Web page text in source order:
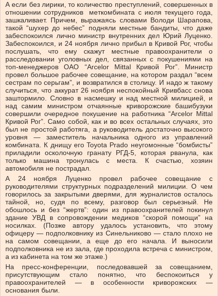
А если без лирики, то количество преступлений, совершенных в
отношении сотрудников меткомбината с июля текущего года,
зашкаливает. Причем, выражаясь словами Володи Шарапова,
такой “шухер до небес” подняли местные бандиты, что даже
забеспокоился лично министр внутренних дел Юрий Луценко.
Забеспокоился, и 24 ноября лично прибыл в Кривой Рог, чтобы
послушать, что ему скажут местные правоохранители о
расследовании уголовных дел, связанных с покушениями на
топ-менеджеров ОАО “Arcelor Mittal Кривой Рог”. Министр
провел большое рабочее совещание, на котором раздал “всем
сестрам по серьгам”, и возвратился в столицу. И надо ж такому
случиться, что аккурат 26 ноября неспокойный Кривбасс снова
заштормило. Словно в насмешку и над местной милицией, и
над самим министром отчаянные криворожские башибузуки
совершили очередное покушение на работника “Arcelor Mittal
Кривой Рог”. Само собой, как и во всех остальных случаях, это
был не простой работяга, а руководитель достаточно высокого
уровня — заместитель начальника одного из управлений
комбината. К днищу его Toyota Prado неугомонные “бомбисты”
приладили осколочную гранату РГД-5, которая рванула, как
только машина тронулась с места. К счастью, хозяин
автомобиля не пострадал.
А 24 ноября Луценко провел рабочее совещание с
руководителями структурных подразделений милиции. О чем
говорилось за закрытыми дверями, для журналистов осталось
тайной, но, судя по всему, разговор был серьезный. Не
обошлось и без “жертв”: один из правоохранителей покинул
здание УВД в сопровождении медиков “скорой помощи” на
носилках. (Позже автору удалось установить, что этому
офицеру — подполковнику из Синельниково — стало плохо не
на самом совещании, а еще до его начала. И выносили
подполковника не из зала, где проходила встреча с министром,
а из кабинета на том же этаже.)
На пресс-конференции, последовавшей за совещанием,
присутствующим стало понятно, что беспокоиться у
правоохранителей — в особенности криворожских —
основания были.